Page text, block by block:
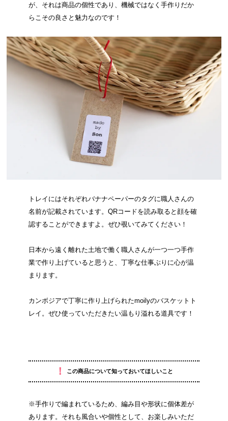
が、それは商品の個性であり、機械ではなく手作りだか
らこその良さと魅力なのです！
トレイにはそれぞれバナナペーパーのタグに職人さんの
名前が記載されています。QRコードを読み取ると顔を確
認することができますよ。ぜひ覗いてみてください！
日本から遠く離れた土地で働く職人さんが一つ一つ手作
業で作り上げていると思うと、丁寧な仕事ぶりに心が温
まります。
カンボジアで丁寧に作り上げられたmoilyのバスケットト
レイ。ぜひ使っていただきたい温もり溢れる道具です！
！ この商品について知っておいてほしいこと
※手作りで編まれているため、編み目や形状に個体差が
あります。それも風合いや個性として、お楽しみいただ